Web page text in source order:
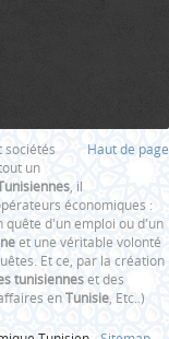
Haut de page
sociétés
un
, il
économiques :
quête d'un emploi ou d'un
et une véritable volonté
Et ce, par la création
tunisienneset des
enTunisie , Etc..)